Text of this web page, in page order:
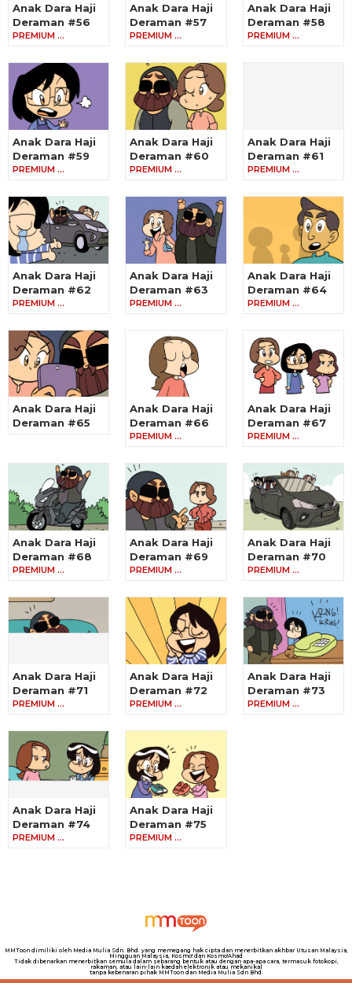
Anak Dara Haji
Deraman #56
PREMIUM …
Anak Dara Haji
Deraman #57
PREMIUM …
Anak Dara Haji
Deraman #58
PREMIUM …
Anak Dara Haji
Deraman #59
PREMIUM …
Anak Dara Haji
Deraman #60
PREMIUM …
Anak Dara Haji
Deraman #61
PREMIUM …
Anak Dara Haji
Deraman #62
PREMIUM …
Anak Dara Haji
Deraman #63
PREMIUM …
Anak Dara Haji
Deraman #64
PREMIUM …
Anak Dara Haji
Deraman #65
Anak Dara Haji
Deraman #66
PREMIUM …
Anak Dara Haji
Deraman #67
PREMIUM …
Anak Dara Haji
Deraman #68
PREMIUM …
Anak Dara Haji
Deraman #69
PREMIUM …
Anak Dara Haji
Deraman #70
PREMIUM …
Anak Dara Haji
Deraman #71
PREMIUM …
Anak Dara Haji
Deraman #72
PREMIUM …
Anak Dara Haji
Deraman #73
PREMIUM …
Anak Dara Haji
Deraman #74
PREMIUM …
Anak Dara Haji
Deraman #75
PREMIUM …
MMToon dimiliki oleh Media Mulia Sdn. Bhd. yang memegang hak cipta dan menerbitkan akhbar Utusan Malaysia,
Mingguan Malaysia, Kosmo! dan Kosmo!Ahad
Tidak dibenarkan menerbitkan semula dalam sebarang bentuk atau dengan apa-apa cara, termasuk fotokopi,
rakaman, atau lain-lain kaedah elektronik atau mekanikal
tanpa kebenaran pihak MMToon dan Media Mulia Sdn Bhd.